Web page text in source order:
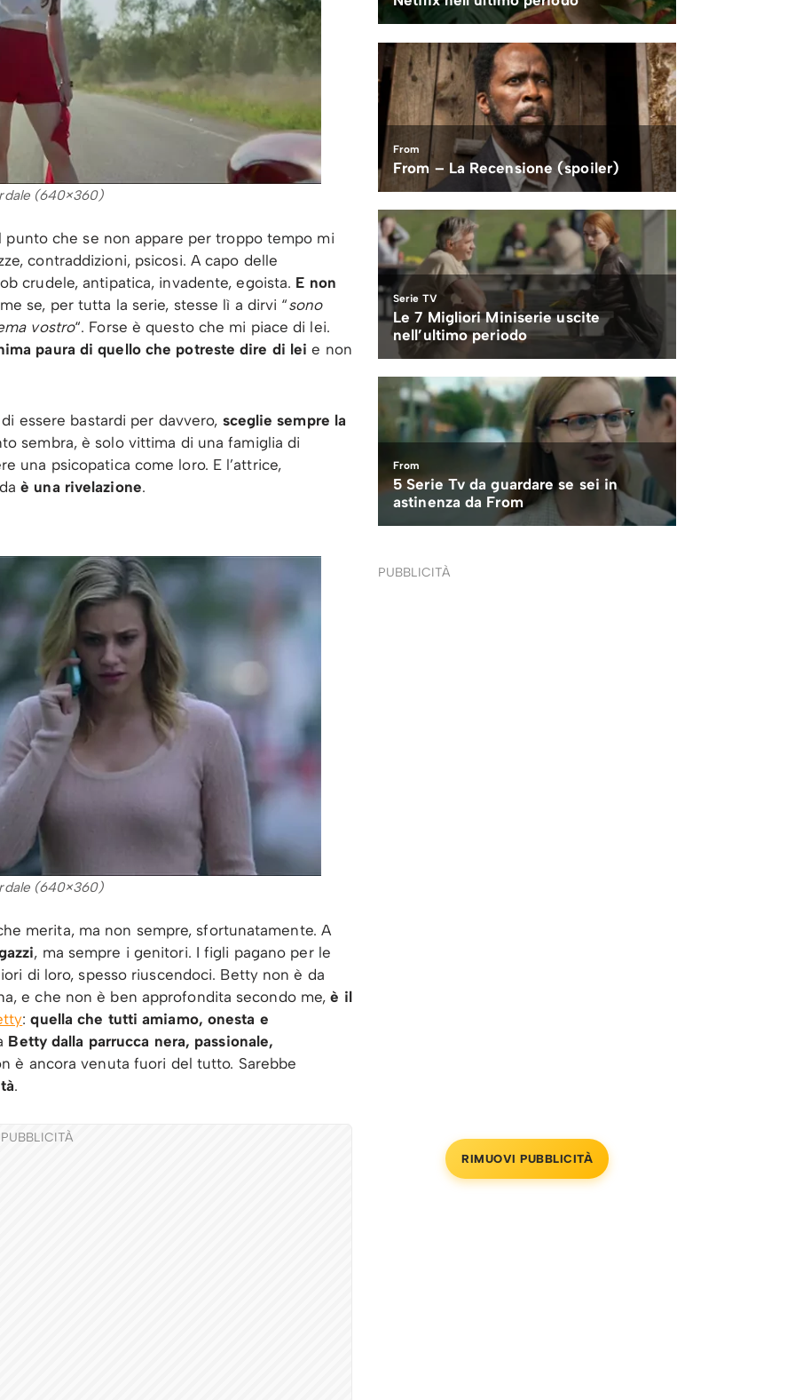
(640×360)
punto che se non appare per troppo tempo mi
contraddizioni, psicosi. A capo delle
crudele, antipatica, invadente, egoista. E non
se, per tutta la serie, stesse lì a dirvi “sono
vostro“. Forse è questo che mi piace di lei.
paura di quello che potreste dire di lei e non
essere bastardi per davvero, sceglie sempre la
sembra, è solo vittima di una famiglia di
una psicopatica come loro. E l’attrice,
è una rivelazione.
(640×360)
merita, ma non sempre, sfortunatamente. A
, ma sempre i genitori. I figli pagano per le
di loro, spesso riuscendoci. Betty non è da
e che non è ben approfondita secondo me, è il
:quella che tutti amiamo, onesta e
Betty dalla parrucca nera, passionale,
è ancora venuta fuori del tutto. Sarebbe
.
PUBBLICITÀ
PUBBLICITÀ
RIMUOVI PUBBLICITÀ